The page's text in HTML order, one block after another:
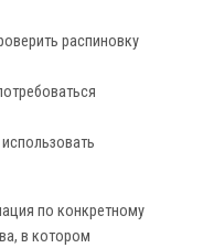
распиновку
по конкретному
в котором